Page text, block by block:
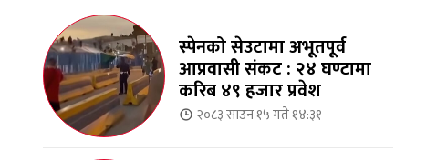
स्पेनको सेउटामा अभूतपूर्व
आप्रवासी संकट : २४ घण्टामा
करिब ४९ हजार प्रवेश
२०८३ साउन १५ गते १४:३१